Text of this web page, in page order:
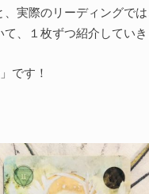
、実際のリーディングで
、１枚ずつ紹介していき
です！